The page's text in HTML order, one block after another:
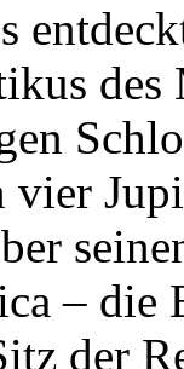
des
vier
– die
der